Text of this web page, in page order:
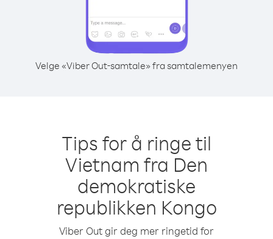
Velge «Viber Out-samtale» fra samtalemenyen
Tips for å ringe til
Vietnam fra Den
demokratiske
republikken Kongo
Viber Out gir deg mer ringetid for